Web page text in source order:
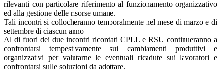
rilevanti con particolare riferimento al funzionamento organizzativo
ed alla gestione delle risorse umane.
Tali incontri si collocheranno temporalmente nel mese di marzo e di
settembre di ciascun anno
Al di fuori dei due incontri ricordati CPLL e RSU continueranno a
confrontarsi tempestivamente sui cambiamenti produttivi e
organizzativi per valutarne le eventuali ricadute sui lavoratori e
confrontarsi sulle soluzioni da adottare.